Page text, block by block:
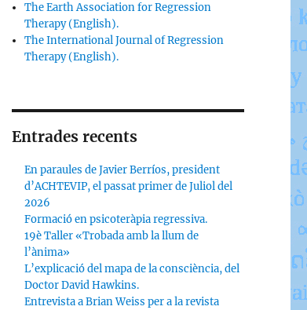
The Earth Association for Regression
Therapy (English).
The International Journal of Regression
Therapy (English).
Entrades recents
En paraules de Javier Berríos, president
d’ACHTEVIP, el passat primer de Juliol del
2026
Formació en psicoteràpia regressiva.
19è Taller «Trobada amb la llum de
l’ànima»
L’explicació del mapa de la consciència, del
Doctor David Hawkins.
Entrevista a Brian Weiss per a la revista